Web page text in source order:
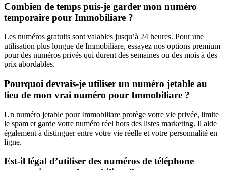
Combien de temps puis-je garder mon numéro
temporaire pour Immobiliare ?
Les numéros gratuits sont valables jusqu’à 24 heures. Pour une
utilisation plus longue de Immobiliare, essayez nos options premium
pour des numéros privés qui durent des semaines ou des mois à des
prix abordables.
Pourquoi devrais-je utiliser un numéro jetable au
lieu de mon vrai numéro pour Immobiliare ?
Un numéro jetable pour Immobiliare protège votre vie privée, limite
le spam et garde votre numéro réel hors des listes marketing. Il aide
également à distinguer entre votre vie réelle et votre personnalité en
ligne.
Est-il légal d’utiliser des numéros de téléphone